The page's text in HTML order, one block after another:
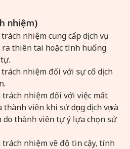
nhiệm)
nhiệm cung cấp dịch vụ
thiên tai hoặc tình huống
nhiệm đối với sự cố dịch
nhiệm đối với việc mất
viên khi sử dụng dịch vụ và
thành viên tự ý lựa chọn sử
nhiệm về độ tin cậy, tính